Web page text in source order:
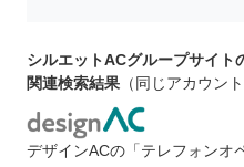
シルエットACグループサイト
関連検索結果 （同じアカウン
デザインACの「テレフォンオ